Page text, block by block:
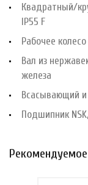
Квадратный/
IP55 F
Рабочее
Вал из
железа
Всасывающий и
Подшипник